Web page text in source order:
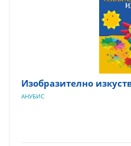
Изобразително
АНУБИС